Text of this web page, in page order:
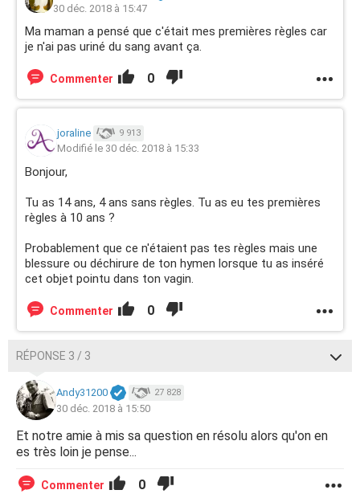
30 déc. 2018 à 15:47
Ma maman a pensé que c'était mes premières règles car
je n'ai pas uriné du sang avant ça.
Commenter 0
joraline 9 913
Modifié le 30 déc. 2018 à 15:33
Bonjour,
Tu as 14 ans, 4 ans sans règles. Tu as eu tes premières
règles à 10 ans ?
Probablement que ce n'étaient pas tes règles mais une
blessure ou déchirure de ton hymen lorsque tu as inséré
cet objet pointu dans ton vagin.
Commenter 0
RÉPONSE 3 / 3
Andy31200 27 828
30 déc. 2018 à 15:50
Et notre amie à mis sa question en résolu alors qu'on en
es très loin je pense...
Commenter 0